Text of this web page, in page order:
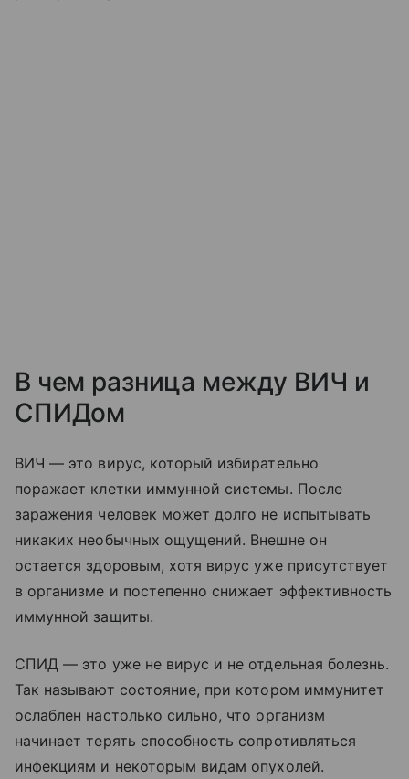
В чем разница между ВИЧ и
СПИДом
ВИЧ — это вирус, который избирательно
поражает клетки иммунной системы. После
заражения человек может долго не испытывать
никаких необычных ощущений. Внешне он
остается здоровым, хотя вирус уже присутствует
в организме и постепенно снижает эффективность
иммунной защиты.
СПИД — это уже не вирус и не отдельная болезнь.
Так называют состояние, при котором иммунитет
ослаблен настолько сильно, что организм
начинает терять способность сопротивляться
инфекциям и некоторым видам опухолей.